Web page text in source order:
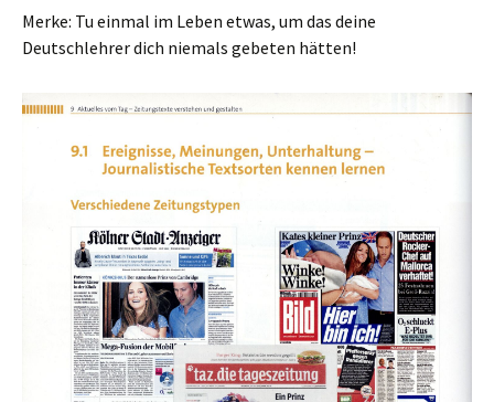
Merke: Tu einmal im Leben etwas, um das deine
Deutschlehrer dich niemals gebeten hätten!